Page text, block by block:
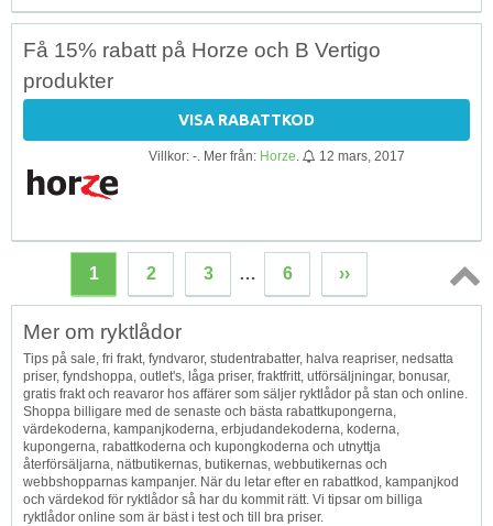
Få 15% rabatt på Horze och B Vertigo
produkter
VISA RABATTKOD
Villkor: -. Mer från: Horze 12 mars, 2017
1 2 3 … 6 ››
Topp
Mer om ryktlådor
Tips på sale, fri frakt, fyndvaror, studentrabatter, halva reapriser, nedsatta
priser, fyndshoppa, outlet's, låga priser, fraktfritt, utförsäljningar, bonusar,
gratis frakt och reavaror hos affärer som säljer ryktlådor på stan och online.
Shoppa billigare med de senaste och bästa rabattkupongerna,
värdekoderna, kampanjkoderna, erbjudandekoderna, koderna,
kupongerna, rabattkoderna och kupongkoderna och utnyttja
återförsäljarna, nätbutikernas, butikernas, webbutikernas och
webbshopparnas kampanjer. När du letar efter en rabattkod, kampanjkod
och värdekod för ryktlådor så har du kommit rätt. Vi tipsar om billiga
ryktlådor online som är bäst i test och till bra priser.